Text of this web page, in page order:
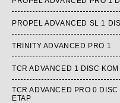
PROPEL ADVANCED SL 1
TRINITY ADVANCED PRO 1
TCR ADVANCED 1 DISC KOM
TCR ADVANCED PRO 0 DISC
ETAP